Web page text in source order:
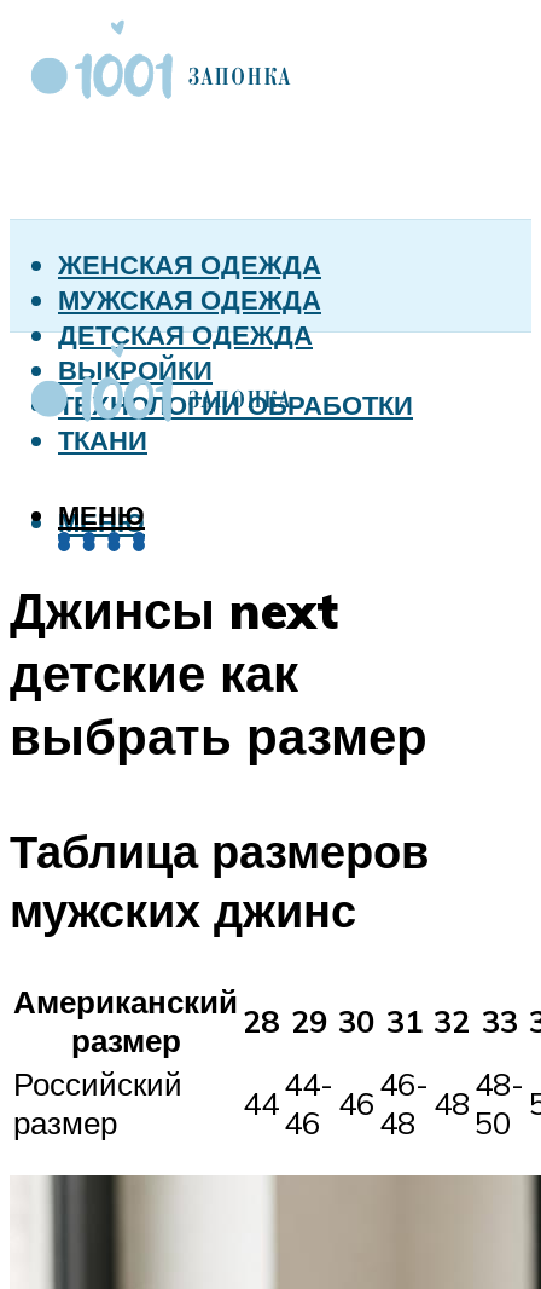
ЖЕНСКАЯ ОДЕЖДА
МУЖСКАЯ ОДЕЖДА
ДЕТСКАЯ ОДЕЖДА
ВЫКРОЙКИ
ТЕХНОЛОГИИ ОБРАБОТКИ
ТКАНИ
МЕНЮ
МЕНЮ
Джинсы next
детские как
выбрать размер
Таблица размеров
мужских джинс
Американский
размер
28 29 30 31 32 33
Российский
размер
4444-
46 4646-
48 4848-
50